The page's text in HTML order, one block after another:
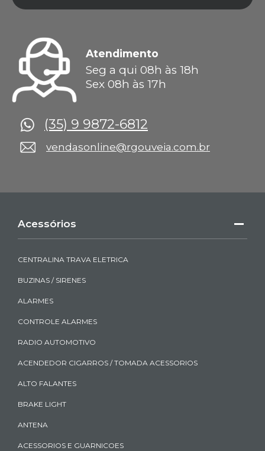
Atendimento
Seg a qui 08h às 18h
Sex 08h às 17h
(35) 9 9872-6812
vendasonline@rgouveia.com.br
Acessórios
CENTRALINA TRAVA ELETRICA
BUZINAS / SIRENES
ALARMES
CONTROLE ALARMES
RADIO AUTOMOTIVO
ACENDEDOR CIGARROS / TOMADA ACESSORIOS
ALTO FALANTES
BRAKE LIGHT
ANTENA
ACESSORIOS E GUARNICOES